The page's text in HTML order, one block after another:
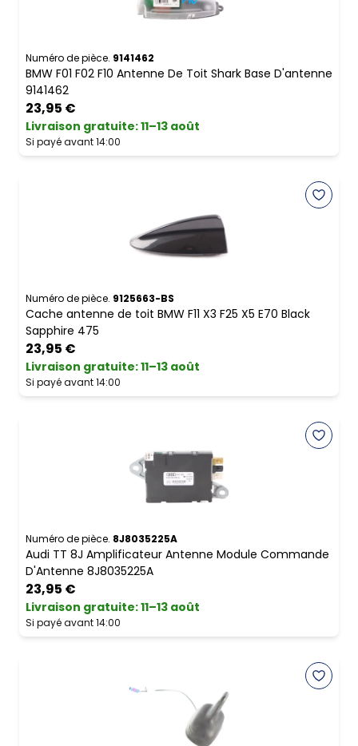
Numéro de pièce. 9141462
BMW F01 F02 F10 Antenne De Toit Shark Base D'antenne
9141462
23,95 €
Livraison gratuite:11–13 août
Si payé avant 14:00
Numéro de pièce. 9125663-BS
Cache antenne de toit BMW F11 X3 F25 X5 E70 Black
Sapphire 475
23,95 €
Livraison gratuite:11–13 août
Si payé avant 14:00
Numéro de pièce. 8J8035225A
Audi TT 8J Amplificateur Antenne Module Commande
D'Antenne 8J8035225A
23,95 €
Livraison gratuite:11–13 août
Si payé avant 14:00